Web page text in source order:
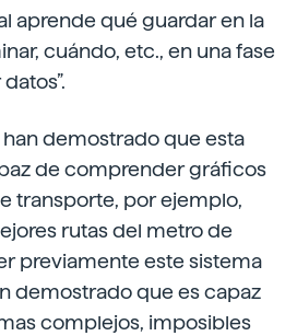
aprende qué guardar en la
cuándo, etc., en una fase
demostrado que esta
de comprender gráficos
transporte, por ejemplo,
rutas del metro de
previamente este sistema
demostrado que es capaz
complejos, imposibles